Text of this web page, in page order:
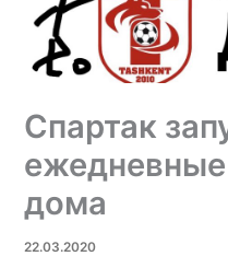
Спартак
дома
22.03.2020